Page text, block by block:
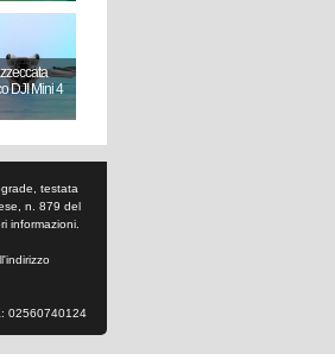
DJI Mini 4
testata
n. 879 del
informazioni
02560740124